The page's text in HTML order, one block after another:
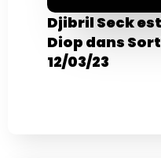
Djibril Seck
Diop dans
12/03/23